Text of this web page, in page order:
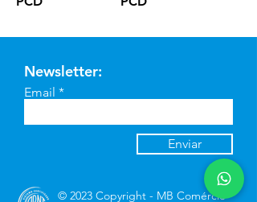
Newsletter:
Email
Enviar
© 2023 Copyright - MB Comércio